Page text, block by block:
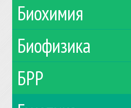
Биохимия
Биофизика
БРР